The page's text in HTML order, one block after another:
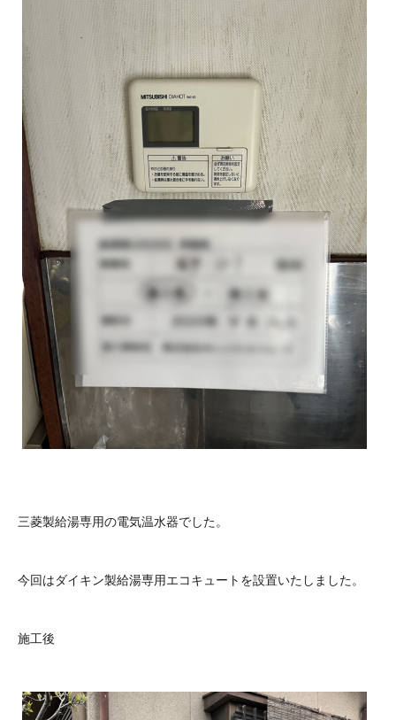
三菱製給湯専用の電気温水器でした。
今回はダイキン製給湯専用エコキュートを設置いたしました。
施工後